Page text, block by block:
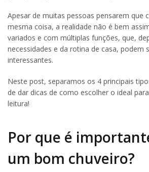
Apesar de muitas pessoas pensarem que
mesma coisa, a realidade não é bem
variados e com múltiplas funções, que,
necessidades e da rotina de casa, podem
interessantes.
Neste post, separamos os 4 principais
de dar dicas de como escolher o ideal
leitura!
Por que é
um bom chuveiro?